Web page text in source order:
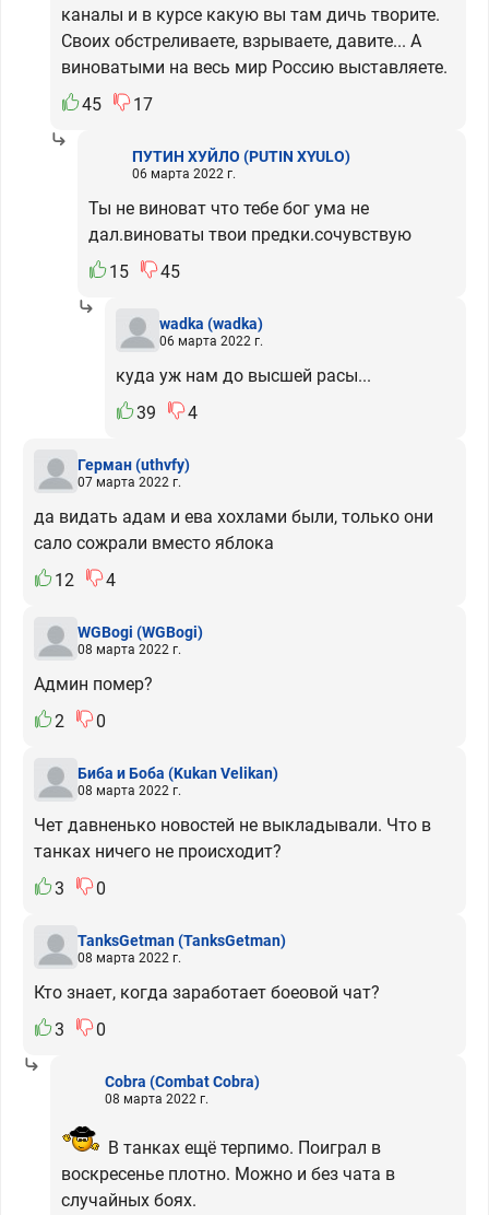
каналы и в курсе какую вы там дичь творите.
Своих обстреливаете, взрываете, давите... А
виноватыми на весь мир Россию выставляете.
45
17
ПУТИН ХУЙЛО (PUTIN XYULO)
06 марта 2022 г.
Ты не виноват что тебе бог ума не
дал.виноваты твои предки.сочувствую
15
45
wadka (wadka)
06 марта 2022 г.
куда уж нам до высшей расы...
39
4
Герман(uthvfy)
07 марта 2022 г.
да видать адам и ева хохлами были, только они
сало сожрали вместо яблока
12
4
WGBogi (WGBogi)
08 марта 2022 г.
Админ помер?
2
0
Биба и Боба (Kukan Velikan)
08 марта 2022 г.
Чет давненько новостей не выкладывали. Что в
танках ничего не происходит?
3
0
TanksGetman(TanksGetman)
08 марта 2022 г.
Кто знает, когда заработает боеовой чат?
3
0
Cobra (Combat Cobra)
08 марта 2022 г.
В танках ещё терпимо. Поиграл в
воскресенье плотно. Можно и без чата в
случайных боях.